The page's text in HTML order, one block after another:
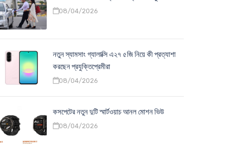
08/04/2026
নতুন স্যামসাং গ্যালাক্সি এ২৭ ৫জি নিয়ে কী প্রত্যাশা
করছেন প্রযুক্তিপ্রেমীরা
08/04/2026
কসপেটের নতুন দুটি স্মার্টওয়াচ আনল মোশন ভিউ
08/04/2026